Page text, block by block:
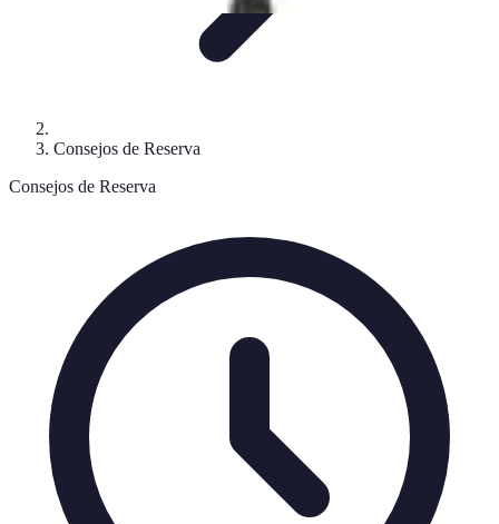
Consejos de Reserva
Consejos de Reserva